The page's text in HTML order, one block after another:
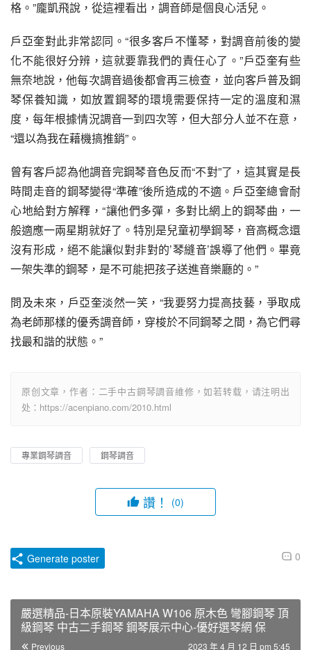
格。”龐凱飛說，從這裡看出，調音師是個良心活兒。
戶亞奎對此非常認同。“很多客戶不懂琴，對調音前後的變
化不能很好分辨，這就要靠我們的責任心了。”戶亞奎有些
無奈地說，他每次調音過後都會再三檢查，並向客戶普及鋼
琴保養知識，如放置鋼琴的環境需要保持一定的溫度和濕
度，每年根據情況調音一到四次等，但大部分人並不在意，
“還以為我在藉機搞推銷”。
曾有客戶認為他調音完鋼琴音色反而“不對”了，這其實是長
時間走音的鋼琴變得“準確”後所造成的不適。戶亞奎總會耐
心地給對方解釋，“讓他們多彈，多對比網上的鋼琴曲，一
般適應一兩星期就好了。特別是兒童初學鋼琴，音高概念還
沒有形成，絕不能讓似對非對的’琴縫音’誤導了他們。畢竟
一架失準的鋼琴，是不可能把孩子送進音樂廳的。”
問及未來，戶亞奎淡然一笑，“我要努力提高技藝，爭取成
為老師那樣的優秀調音師，穿梭於不同鋼琴之間，為它們尋
找最和諧的狀態。”
原创文章，作者：二手中古鋼琴調音維修，如若转载，请注明出
处：https://acenpiano.com/2010.html
專業鋼琴調音 鋼琴調音
讚！ (0)
0
Generate poster
嚴選精品-日本原裝YAMAHA W106 原木色 彎腳鋼琴 頂
級鋼琴 中古二手鋼琴 鋼琴展示中心-優好選琴網 保
Previous 2023 年 4 月 12 日 pm 5:45